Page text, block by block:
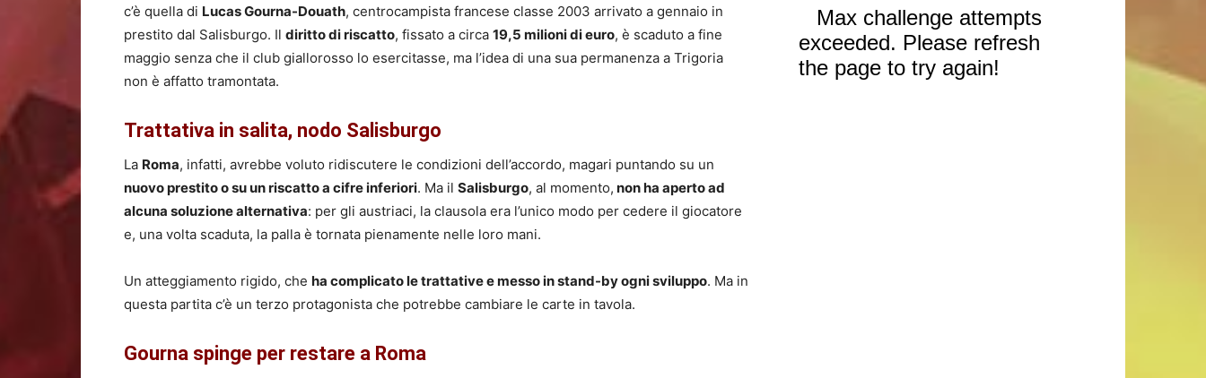
c’è quella di Lucas Gourna-Douath, centrocampista francese classe 2003 arrivato a gennaio in
prestito dal Salisburgo. Il diritto di riscatto, fissato a circa 19,5 milioni di euro, è scaduto a fine
maggio senza che il club giallorosso lo esercitasse, ma l’idea di una sua permanenza a Trigoria
non è affatto tramontata.
Trattativa in salita, nodo Salisburgo
La Roma, infatti, avrebbe voluto ridiscutere le condizioni dell’accordo, magari puntando su un
nuovo prestito o su un riscatto a cifre inferiori. Ma il Salisburgo, al momento, non ha aperto ad
alcuna soluzione alternativa: per gli austriaci, la clausola era l’unico modo per cedere il giocatore
e, una volta scaduta, la palla è tornata pienamente nelle loro mani.
Un atteggiamento rigido, che ha complicato le trattative e messo in stand-by ogni sviluppo. Ma in
questa partita c’è un terzo protagonista che potrebbe cambiare le carte in tavola.
Gourna spinge per restare a Roma